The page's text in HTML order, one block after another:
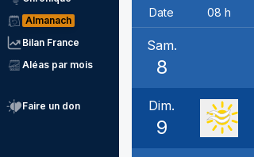
Almanach
Bilan France
Aléas par mois
Faire un don
Date 08 h
Sam.
8
Dim.
9